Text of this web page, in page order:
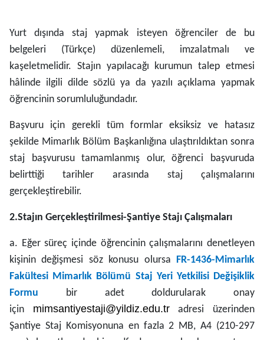
Yurt dışında staj yapmak isteyen öğrenciler de bu
belgeleri (Türkçe) düzenlemeli, imzalatmalı ve
kaşeletmelidir. Stajın yapılacağı kurumun talep etmesi
hâlinde ilgili dilde sözlü ya da yazılı açıklama yapmak
öğrencinin sorumluluğundadır.
Başvuru için gerekli tüm formlar eksiksiz ve hatasız
şekilde Mimarlık Bölüm Başkanlığına ulaştırıldıktan sonra
staj başvurusu tamamlanmış olur, öğrenci başvuruda
belirttiği tarihler arasında staj çalışmalarını
gerçekleştirebilir.
2.Stajın Gerçekleştirilmesi-Şantiye Stajı Çalışmaları
a. Eğer süreç içinde öğrencinin çalışmalarını denetleyen
kişinin değişmesi söz konusu olursa FR-1436-Mimarlık
Fakültesi Mimarlık Bölümü Staj Yeri Yetkilisi Değişiklik
Formu
bir adet doldurularak onay
için mimsantiyestaji@yildiz.edu.tr
adresi üzerinden
Şantiye Staj Komisyonuna en fazla 2 MB, A4 (210-297